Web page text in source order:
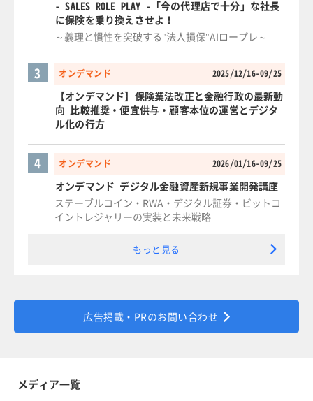
- SALES ROLE PLAY -「今の代理店で十分」な社長
に保険を乗り換えさせよ！
～義理と慣性を突破する"法人損保"AIロープレ～
オンデマンド 2025/12/16-09/25
3
【オンデマンド】保険業法改正と金融行政の最新動
向 比較推奨・便宜供与・顧客本位の運営とデジタ
ル化の行方
オンデマンド 2026/01/16-09/25
4
オンデマンド デジタル金融資産新規事業開発講座
ステーブルコイン・RWA・デジタル証券・ビットコ
イントレジャリーの実装と未来戦略
もっと見る
広告掲載・PRのお問い合わせ
メディア一覧